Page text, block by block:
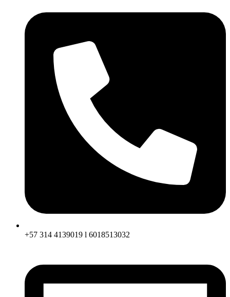
+57 314 4139019 l 6018513032